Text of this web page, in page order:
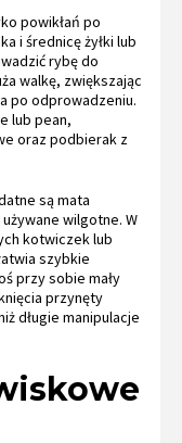
powikłań po
i średnicę żyłki lub
rybę do
walkę, zwiększając
po odprowadzeniu.
lub pean,
oraz podbierak z
są mata
wilgotne. W
kotwiczek lub
szybkie
przy sobie mały
przynęty
długie manipulacje